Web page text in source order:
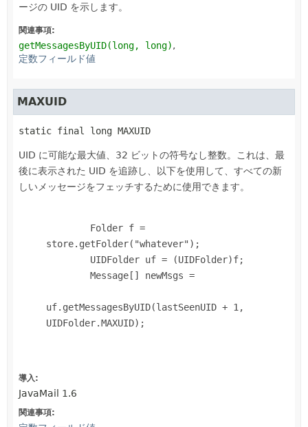
ージの UID を示します。
関連事項:
getMessagesByUID(long, long)
定数フィールド値
MAXUID
static final long MAXUID
UID に可能な最大値、32 ビットの符号なし整数。これは、最
後に表示された UID を追跡し、以下を使用して、すべての新
しいメッセージをフェッチするために使用できます。
store.getFolder("whatever");
uf.getMessagesByUID(lastSeenUID + 1,
UIDFolder.MAXUID);
導入:
JavaMail 1.6
関連事項: